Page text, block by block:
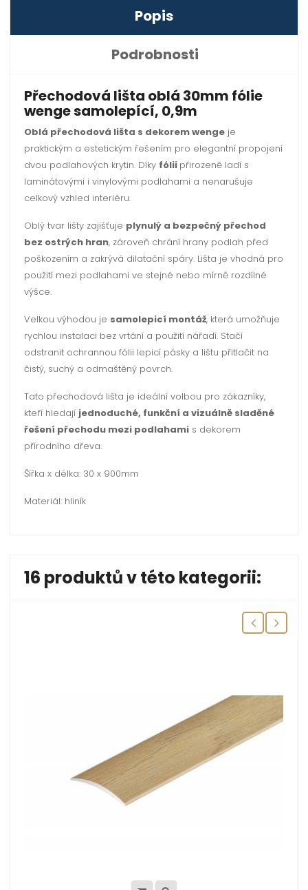
Popis
Podrobnosti
Přechodová lišta oblá 30mm fólie
wenge samolepící, 0,9m
Oblá přechodová lišta s dekorem wenge je
praktickým a estetickým řešením pro elegantní propojení
dvou podlahových krytin. Díky fólii přirozeně ladí s
laminátovými i vinylovými podlahami a nenarušuje
celkový vzhled interiéru.
Oblý tvar lišty zajišťuje plynulý a bezpečný přechod
bez ostrých hran, zároveň chrání hrany podlah před
poškozením a zakrývá dilatační spáry. Lišta je vhodná pro
použití mezi podlahami ve stejné nebo mírně rozdílné
výšce.
Velkou výhodou je samolepicí montáž, která umožňuje
rychlou instalaci bez vrtání a použití nářadí. Stačí
odstranit ochrannou fólii lepicí pásky a lištu přitlačit na
čistý, suchý a odmaštěný povrch.
Tato přechodová lišta je ideální volbou pro zákazníky,
kteří hledají jednoduché, funkční a vizuálně sladěné
řešení přechodu mezi podlahami s dekorem
přírodního dřeva.
Šířka x délka: 30 x 900mm
Materiál: hliník
16 produktů v této kategorii: